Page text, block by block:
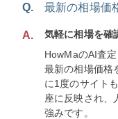
Q. 最新の相場価
A.
気軽に相場を確
HowMaのAI査
最新の相場価格
に1度のサイト
座に反映され、
強みです。